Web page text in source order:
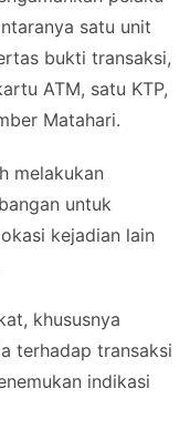
satu unit
bukti transaksi,
ATM, satu KTP,
Matahari.
melakukan
untuk
kejadian lain
khususnya
terhadap transaksi
indikasi